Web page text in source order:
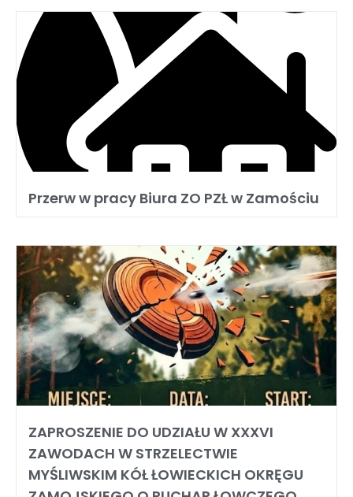
Przerw w pracy Biura ZO PZŁ w Zamościu
ZAPROSZENIE DO UDZIAŁU W XXXVI
ZAWODACH W STRZELECTWIE
MYŚLIWSKIM KÓŁ ŁOWIECKICH OKRĘGU